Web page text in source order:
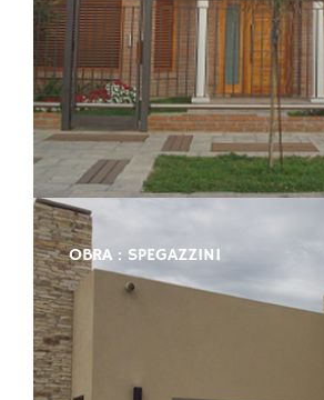
OBRA : SPEGAZZINI